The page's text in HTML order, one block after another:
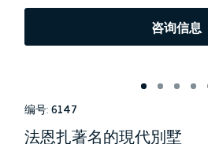
咨询信息
编号:6147
法恩扎著名的現代別墅